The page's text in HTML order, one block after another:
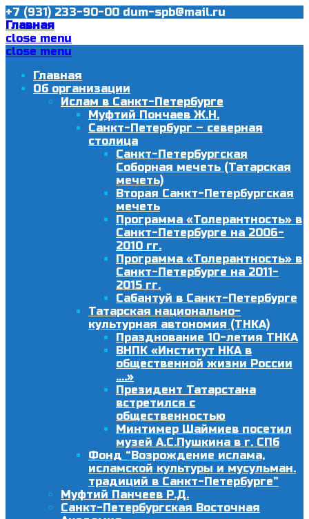
+7 (931) 233-90-00 dum-spb@mail.ru
Главная
close menu
close menu
Главная
Об организации
Ислам в Санкт-Петербурге
Муфтий Пончаев Ж.Н.
Санкт-Петербург – северная
столица
Санкт-Петербургская
Соборная мечеть (Татарская
мечеть)
Вторая Санкт-Петербургская
мечеть
Программа «Толерантность» в
Санкт-Петербурге на 2006-
2010 гг.
Программа «Толерантность» в
Санкт-Петербурге на 2011-
2015 гг.
Сабантуй в Санкт-Петербурге
Татарская национально-
культурная автономия (ТНКА)
Празднование 10-летия ТНКА
ВНПК «Институт НКА в
общественной жизни России
….»
Президент Татарстана
встретился с
общественностью
Минтимер Шаймиев посетил
музей А.С.Пушкина в г. СПб
Фонд “Возрождение ислама,
исламской культуры и мусульман.
традиций в Санкт-Петербурге”
Муфтий Панчеев Р.Д.
Санкт-Петербургская Восточная